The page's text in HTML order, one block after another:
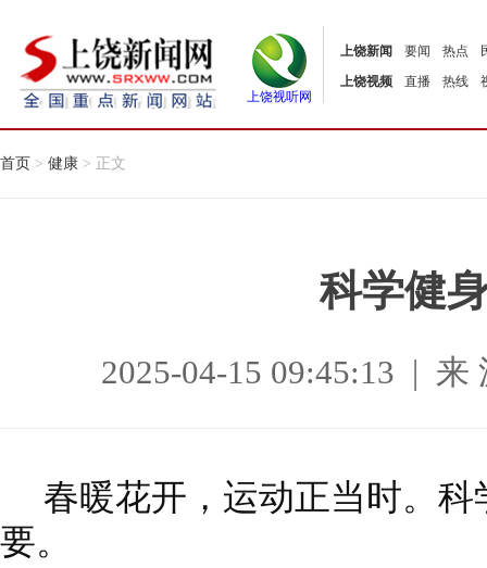
上饶视听网
上饶新闻 要闻 热点
上饶视频
直播 热线
首页 > 健康 > 正文
科学健
2025-04-15 09:45:13 |
春暖花开，运动正当时。
要。